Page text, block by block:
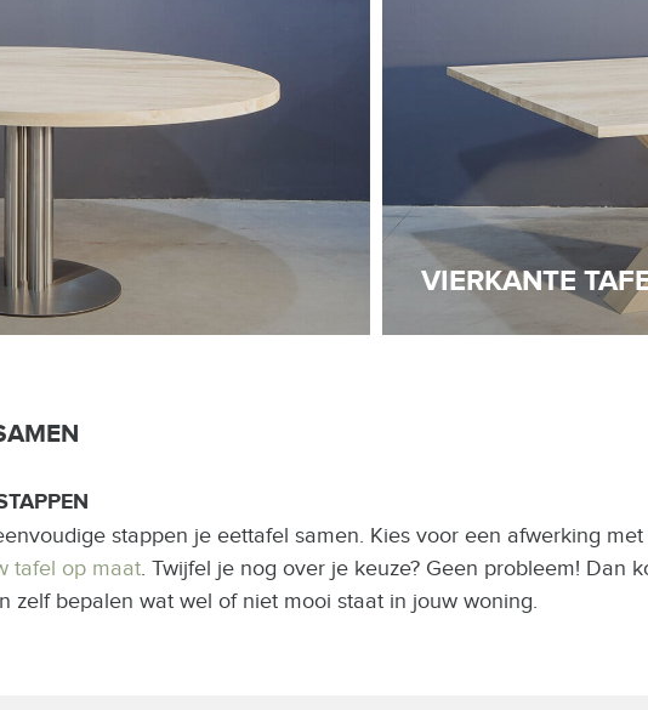
VIERKANTE
stappen je eettafel samen. Kies voor een afwerking
tafel op maat. Twijfel je nog over je keuze? Geen probleem! Dan
zelf bepalen wat wel of niet mooi staat in jouw woning.